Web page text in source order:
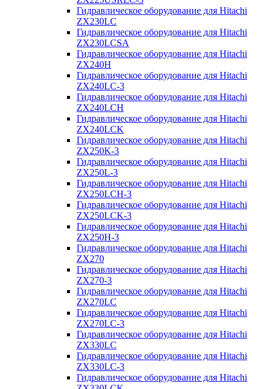
Гидравлическое оборудование для Hitachi
ZX230LC
Гидравлическое оборудование для Hitachi
ZX230LCSA
Гидравлическое оборудование для Hitachi
ZX240H
Гидравлическое оборудование для Hitachi
ZX240LC-3
Гидравлическое оборудование для Hitachi
ZX240LCH
Гидравлическое оборудование для Hitachi
ZX240LCK
Гидравлическое оборудование для Hitachi
ZX250K-3
Гидравлическое оборудование для Hitachi
ZX250L-3
Гидравлическое оборудование для Hitachi
ZX250LCH-3
Гидравлическое оборудование для Hitachi
ZX250LCK-3
Гидравлическое оборудование для Hitachi
ZX250Н-3
Гидравлическое оборудование для Hitachi
ZX270
Гидравлическое оборудование для Hitachi
ZX270-3
Гидравлическое оборудование для Hitachi
ZX270LC
Гидравлическое оборудование для Hitachi
ZX270LC-3
Гидравлическое оборудование для Hitachi
ZX330LC
Гидравлическое оборудование для Hitachi
ZX330LC-3
Гидравлическое оборудование для Hitachi